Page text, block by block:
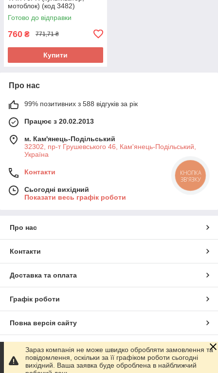
мотоблок) (код 3482)
Готово до відправки
760 ₴ 771,71 ₴
Купити
Про нас
99% позитивних з 588 відгуків за рік
Працює з 20.02.2013
м. Кам'янець-Подільський
32302, пр-т Грушевського 46, Кам'янець-Подільський,
Україна
Контакти
Сьогодні вихідний
Показати весь графік роботи
Про нас
Контакти
Доставка та оплата
Графік роботи
Повна версія сайту
Сайт створено на маркетплейсі Prom.ua
Політика конфіденційності
Зараз компанія не може швидко обробляти замовлення та
повідомлення, оскільки за її графіком роботи сьогодні
вихідний. Ваша заявка буде оброблена в найближчий
КНОПКА
ЗВ'ЯЗКУ